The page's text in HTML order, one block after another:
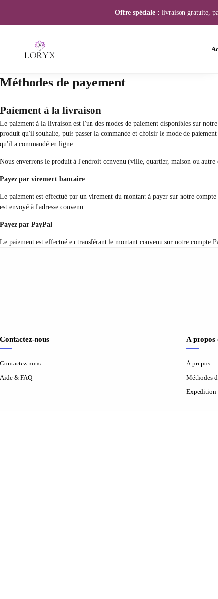
Offre spéciale : livraison gratuite,
Méthodes de payement
Paiement à la livraison
Le paiement à la livraison est l'un des modes de paiement disponibles sur
produit qu'il souhaite, puis passer la commande et choisir le mode de
qu'il a commandé en ligne.
Nous enverrons le produit à l'endroit convenu (ville, quartier, maison ou
Payez par virement bancaire
Le paiement est effectué par un virement du montant à payer sur notre
est envoyé à l'adresse convenu.
Payez par PayPal
Le paiement est effectué en transférant le montant convenu sur notre compte
Contactez-nous
Contactez nous
Aide & FAQ
A propos
À propos
Méthodes
Expedition